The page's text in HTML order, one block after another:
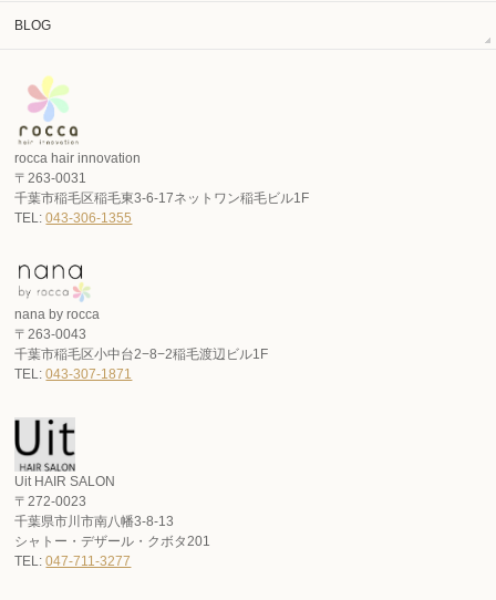
BLOG
rocca hair innovation
〒263-0031
千葉市稲毛区稲毛東3-6-17ネットワン稲毛ビル1F
TEL:043-306-1355
nana by rocca
〒263-0043
千葉市稲毛区小中台2−8−2稲毛渡辺ビル1F
TEL:043-307-1871
Uit HAIR SALON
〒272-0023
千葉県市川市南八幡3-8-13
シャトー・デザール・クボタ201
TEL:047-711-3277